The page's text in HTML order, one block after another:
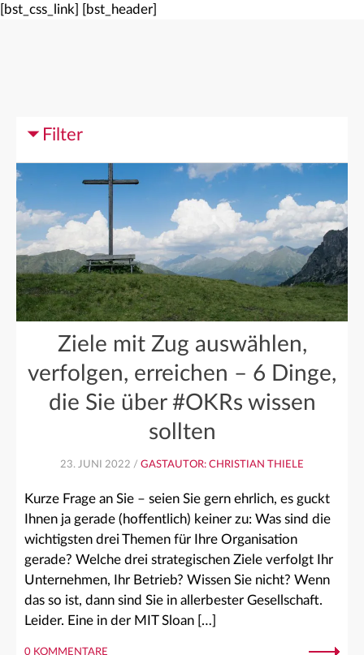
[bst_css_link] [bst_header]
Filter
Ziele mit Zug auswählen,
verfolgen, erreichen – 6 Dinge,
die Sie über #OKRs wissen
sollten
23. JUNI 2022 / GASTAUTOR: CHRISTIAN THIELE
Kurze Frage an Sie – seien Sie gern ehrlich, es guckt
Ihnen ja gerade (hoffentlich) keiner zu: Was sind die
wichtigsten drei Themen für Ihre Organisation
gerade? Welche drei strategischen Ziele verfolgt Ihr
Unternehmen, Ihr Betrieb? Wissen Sie nicht? Wenn
das so ist, dann sind Sie in allerbester Gesellschaft.
Leider. Eine in der MIT Sloan […]
0 KOMMENTARE